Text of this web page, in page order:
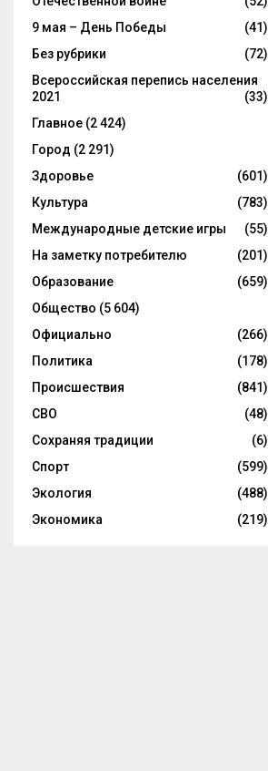
9 мая – День Победы
(41)
Без рубрики
(72)
Всероссийская перепись населения
2021
(33)
Главное (2 424)
Город (2 291)
Здоровье
(601)
Культура
(783)
Международные детские игры
(55)
На заметку потребителю
(201)
Образование
(659)
Общество (5 604)
Официально
(266)
Политика
(178)
Происшествия
(841)
СВО
(48)
Сохраняя традиции
(6)
Спорт
(599)
Экология
(488)
Экономика
(219)